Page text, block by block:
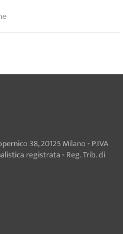
38, 20125 Milano - P.IVA
registrata - Reg. Trib. di